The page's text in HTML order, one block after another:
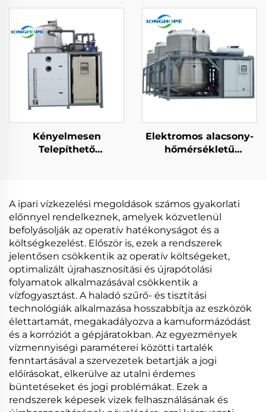
koncentráció effluent
víz újrahasznosítási
gép
kivonó koncentrált
kristallizáló gép
Kényelmesen
Telepíthető
Evaporátor
Gépgyártóiparhoz
Elektromos alacsony-
hőmérsékletű
tisztításra
A ipari vízkezelési megoldások számos gyakorlati
előnnyel rendelkeznek, amelyek közvetlenül
befolyásolják az operatív hatékonyságot és a
költségkezelést. Először is, ezek a rendszerek
jelentősen csökkentik az operatív költségeket,
optimalizált újrahasznosítási és újrapótolási
folyamatok alkalmazásával csökkentik a
vízfogyasztást. A haladó szűrő- és tisztítási
technológiák alkalmazása hosszabbítja az eszközök
élettartamát, megakadályozva a kamuformázódást
és a korróziót a gépjáratokban. Az egyezmények
vízmennyiségi paraméterei közötti tartalék
fenntartásával a szervezetek betartják a jogi
előírásokat, elkerülve az utalni érdemes
büntetéseket és jogi problémákat. Ezek a
rendszerek képesek vizek felhasználásának és